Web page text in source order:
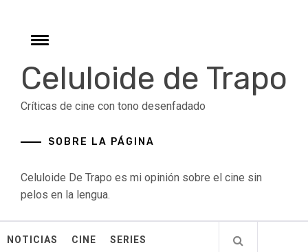
contentToggle
Celuloide de Trapo
Críticas de cine con tono desenfadado
SOBRE LA PÁGINA
Celuloide De Trapo es mi opinión sobre el cine sin
pelos en la lengua.
NOTICIAS CINE SERIES